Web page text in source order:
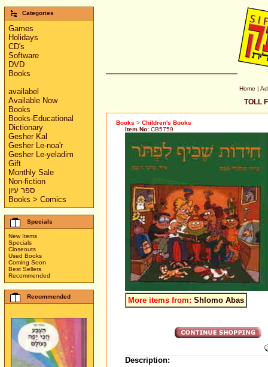
Categories
Games
Holidays
CD's
Software
DVD
Books
availabel
Available Now
Books
Books-Educational
Dictionary
Gesher Kal
Gesher Le-noa'r
Gesher Le-yeladim
Gift
Monthly Sale
Non-fiction
ספר עיון
Books > Comics
Specials
New Items
Specials
Closeouts
Used Books
Coming Soon
Best Sellers
Recommended
Recommended
Home |
TOLL
Books > Children's Books
Item No: CB5759
More items from: Shlomo Abas
Description: